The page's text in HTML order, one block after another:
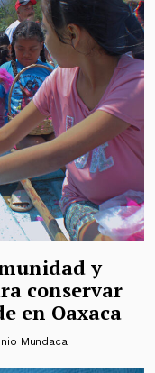
y
conservar
en Oaxaca
Mundaca